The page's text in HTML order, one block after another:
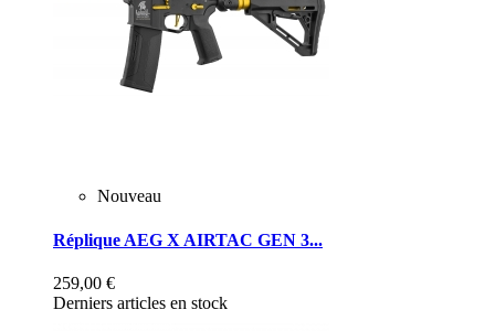
Nouveau
Réplique AEG X AIRTAC GEN 3...
259,00 €
Derniers articles en stock